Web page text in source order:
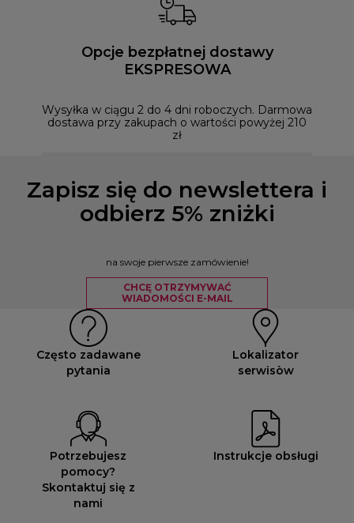
Opcje bezpłatnej dostawy
EKSPRESOWA
Wysyłka w ciągu 2 do 4 dni roboczych. Darmowa
dostawa przy zakupach o wartości powyżej 210
zł
Zapisz się do newslettera i
odbierz 5% zniżki
na swoje pierwsze zamówienie!
CHCĘ OTRZYMYWAĆ
WIADOMOŚCI E-MAIL
Często zadawane
pytania
Lokalizator
serwisòw
Potrzebujesz
pomocy?
Skontaktuj się z
nami
Instrukcje obsługi